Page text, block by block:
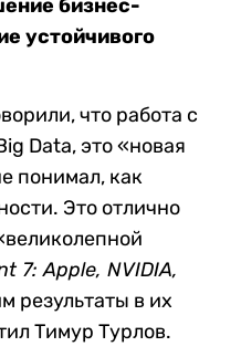
бизнес-
устойчивого
что работа с
Data, это «новая
понимал, как
Это отлично
7:Apple, NVIDIA,
результаты в их
Тимур Турлов.